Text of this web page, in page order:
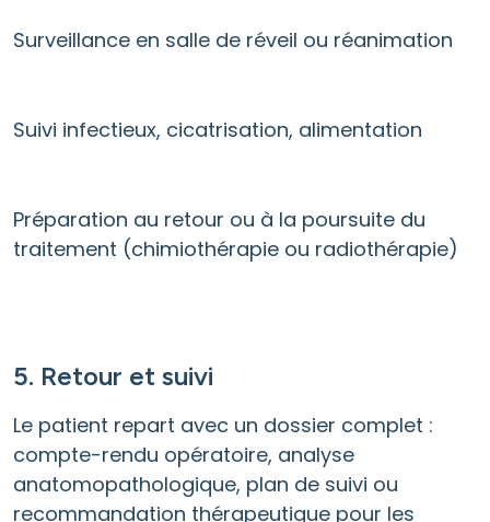
Surveillance en salle de réveil ou réanimation
Suivi infectieux, cicatrisation, alimentation
Préparation au retour ou à la poursuite du
traitement (chimiothérapie ou radiothérapie)
5. Retour et suivi
Le patient repart avec un dossier complet :
compte-rendu opératoire, analyse
anatomopathologique, plan de suivi ou
recommandation thérapeutique pour les